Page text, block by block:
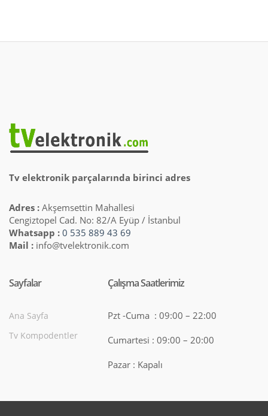
Tv elektronik parçalarında birinci adres
Adres : Akşemsettin Mahallesi
Cengiztopel Cad. No: 82/A Eyüp / İstanbul
Whatsapp : 0 535 889 43 69
Mail : info@tvelektronik.com
Sayfalar
Ana Sayfa
Tv Kompodentler
Çalışma Saatlerimiz
Pzt -Cuma : 09:00 – 22:00
Cumartesi : 09:00 – 20:00
Pazar : Kapalı